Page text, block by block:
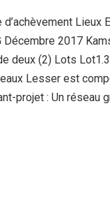
Lieux
2017
deux (2) Lots
Lesser est
projet : Un réseau